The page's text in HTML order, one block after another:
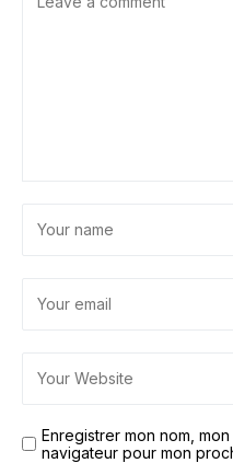
Enregistrer mon nom,
navigateur pour mon